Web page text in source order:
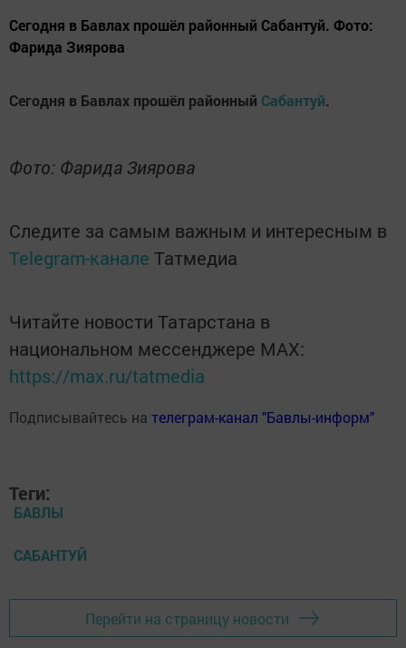
Сегодня в Бавлах прошёл районный Сабантуй. Фото:
Фарида Зиярова
Сегодня в Бавлах прошёл районный Сабантуй.
Фото: Фарида Зиярова
Следите за самым важным и интересным в
Telegram-канале Татмедиа
Читайте новости Татарстана в
национальном мессенджере MАХ:
https://max.ru/tatmedia
Подписывайтесь на телеграм-канал "Бавлы-информ"
Теги:
БАВЛЫ
САБАНТУЙ
Перейти на страницу новости